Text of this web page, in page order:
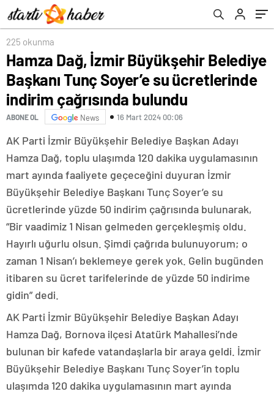
indirim çağrısında bulundu
225 okunma
Hamza Dağ, İzmir Büyükşehir Belediye
Başkanı Tunç Soyer’e su ücretlerinde
indirim çağrısında bulundu
ABONE OL News 16 Mart 2024 00:06
AK Parti İzmir Büyükşehir Belediye Başkan Adayı
Hamza Dağ, toplu ulaşımda 120 dakika uygulamasının
mart ayında faaliyete geçeceğini duyuran İzmir
Büyükşehir Belediye Başkanı Tunç Soyer’e su
ücretlerinde yüzde 50 indirim çağrısında bulunarak,
“Bir vaadimiz 1 Nisan gelmeden gerçekleşmiş oldu.
Hayırlı uğurlu olsun. Şimdi çağrıda bulunuyorum; o
zaman 1 Nisan’ı beklemeye gerek yok. Gelin bugünden
itibaren su ücret tarifelerinde de yüzde 50 indirime
gidin” dedi.
AK Parti İzmir Büyükşehir Belediye Başkan Adayı
Hamza Dağ, Bornova ilçesi Atatürk Mahallesi’nde
bulunan bir kafede vatandaşlarla bir araya geldi. İzmir
Büyükşehir Belediye Başkanı Tunç Soyer’in toplu
ulaşımda 120 dakika uygulamasının mart ayında